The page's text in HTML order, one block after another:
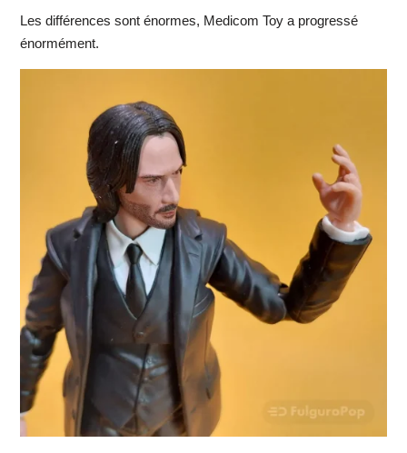
Les différences sont énormes, Medicom Toy a progressé
énormément.